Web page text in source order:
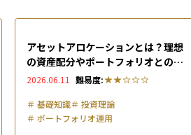
アセットアロケーションとは？理想
の資産配分やポートフォリオとの違
い、年代別の決め方を解説
2026.06.11 難易度:
＃ 基礎知識＃ 投資理論
＃ ポートフォリオ運用